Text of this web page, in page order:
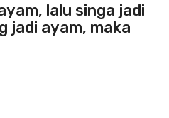
lalu singa jadi
jadi ayam, maka